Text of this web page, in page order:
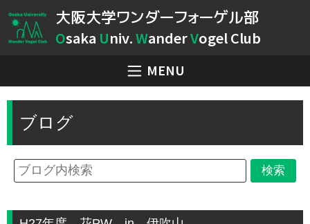
大阪大学ワンダーフォーゲル部
Osaka Univ.WanderVogel Club
MENU
ブログ